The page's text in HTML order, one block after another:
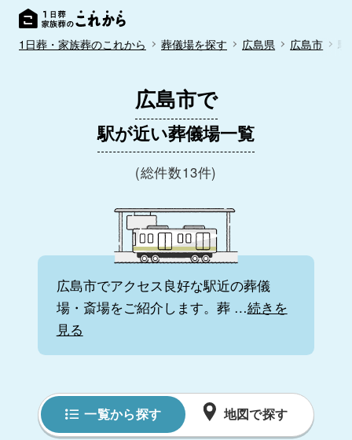
1日葬・家族葬のこれから 葬儀場を探す 広島県 広島市 駅
広島市で
駅が近い葬儀場一覧
(総件数13件)
広島市でアクセス良好な駅近の葬儀
場・斎場をご紹介します。葬 …続きを
見る
一覧から探す 地図で探す